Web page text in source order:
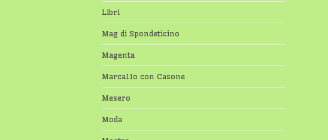
Libri
Mag di Spondeticino
Magenta
Marcallo con Casone
Mesero
Moda